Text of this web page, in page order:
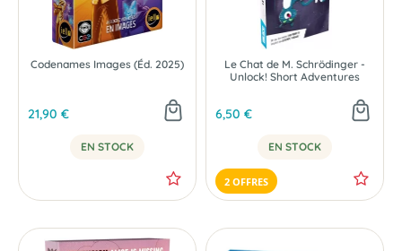
Codenames Images (Éd. 2025)
21,90 €
EN STOCK
Le Chat de M. Schrödinger -
Unlock! Short Adventures
6,50 €
EN STOCK
2 OFFRES